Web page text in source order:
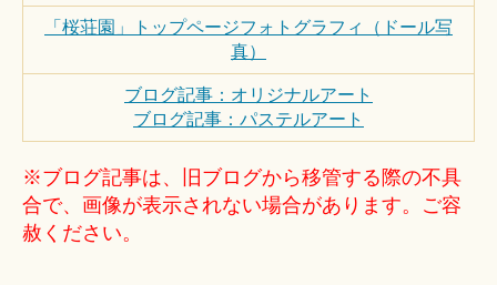
「桜荘園」トップページフォトグラフィ（ドール写
真）
ブログ記事：オリジナルアート
ブログ記事：パステルアート
※ブログ記事は、旧ブログから移管する際の不具
合で、画像が表示されない場合があります。ご容
赦ください。